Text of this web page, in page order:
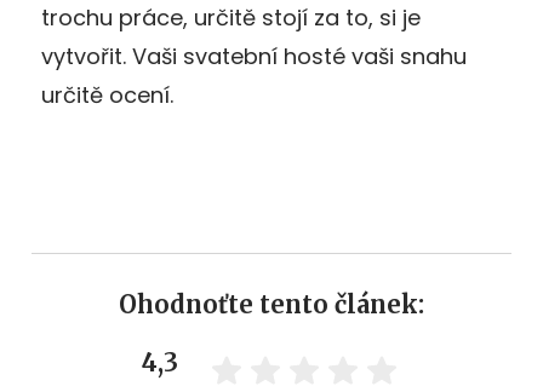
trochu práce, určitě stojí za to, si je
vytvořit. Vaši svatební hosté vaši snahu
určitě ocení.
Ohodnoťte tento článek:
4,3